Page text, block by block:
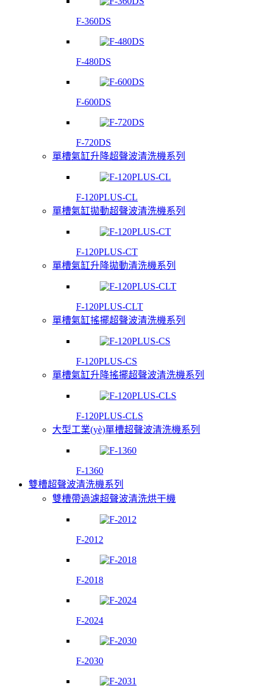
F-360DS
F-480DS
F-600DS
F-720DS
單槽氣缸升降超聲波清洗機系列
F-120PLUS-CL
單槽氣缸拋動超聲波清洗機系列
F-120PLUS-CT
單槽氣缸升降拋動清洗機系列
F-120PLUS-CLT
單槽氣缸搖擺超聲波清洗機系列
F-120PLUS-CS
單槽氣缸升降搖擺超聲波清洗機系列
F-120PLUS-CLS
大型工業(yè)單槽超聲波清洗機系列
F-1360
雙槽超聲波清洗機系列
雙槽帶過濾超聲波清洗烘干機
F-2012
F-2018
F-2024
F-2030